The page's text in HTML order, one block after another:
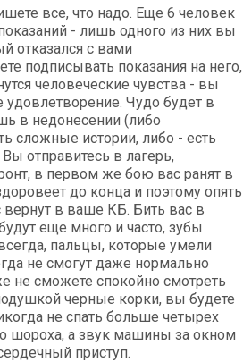
все, что надо. Еще 6 человек
- лишь одного из них вы
отказался с вами
подписывать показания на него,
человеческие чувства - вы
Чудо будет в
в недонесении (либо
сложные истории, либо - есть
отправитесь в лагерь,
в первом же бою вас ранят в
до конца и поэтому опять
в ваше КБ. Бить вас в
еще много и часто, зубы
пальцы, которые умели
не смогут даже нормально
не сможете спокойно смотреть
черные корки, вы будете
не спать больше четырех
шороха, а звук машины за окном
приступ.